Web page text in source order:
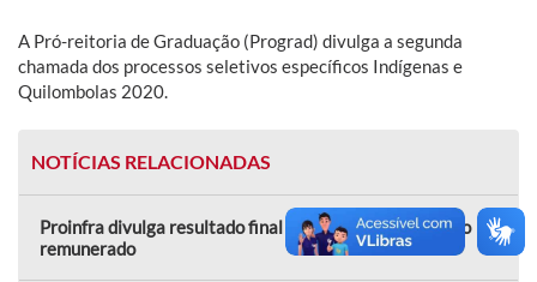
A Pró-reitoria de Graduação (Prograd) divulga a segunda
chamada dos processos seletivos específicos Indígenas e
Quilombolas 2020.
NOTÍCIAS RELACIONADAS
Proinfra divulga resultado final de seleção para estágio
remunerado